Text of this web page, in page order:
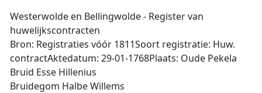
Westerwolde en Bellingwolde - Register van
huwelijkscontracten
Bron: Registraties vóór 1811Soort registratie: Huw.
contractAktedatum: 29-01-1768Plaats: Oude Pekela
Bruid Esse Hillenius
Bruidegom Halbe Willems